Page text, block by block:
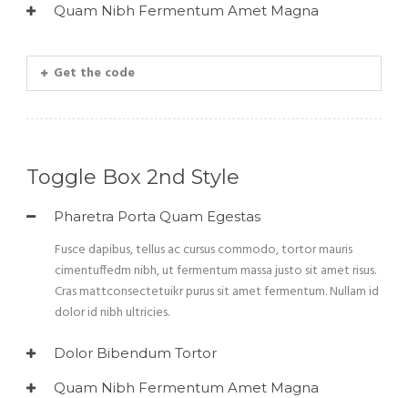
Quam Nibh Fermentum Amet Magna
Get the code
Toggle Box 2nd Style
Pharetra Porta Quam Egestas
Fusce dapibus, tellus ac cursus commodo, tortor mauris
cimentuffedm nibh, ut fermentum massa justo sit amet risus.
Cras mattconsectetuikr purus sit amet fermentum. Nullam id
dolor id nibh ultricies.
Dolor Bibendum Tortor
Quam Nibh Fermentum Amet Magna